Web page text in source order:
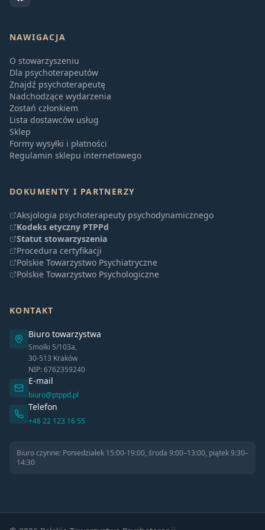
NAWIGACJA
O stowarzyszeniu
Dla psychoterapeutów
Znajdź psychoterapeutę
Nadchodzące wydarzenia
Zostań członkiem
Lista dostawców usług
Sklep
Formy wysyłki i płatności
Regulamin sklepu internetowego
DOKUMENTY I PARTNERZY
Aksjologia psychoterapeuty psychodynamicznego
Kodeks etyczny PTPPd
Statut stowarzyszenia
Procedura certyfikacji
Polskie Towarzystwo Psychiatryczne
Polskie Towarzystwo Psychologiczne
KONTAKT
Biuro towarzystwa
Smolki 5/103a,
30-513 Kraków
NIP: 6762359240
E-mail
biuro@ptppd.pl
Telefon
+48 22 123 16 55
Biuro czynne: Poniedziałek 15:00-19:00, środa 9:00–13:00, piątek 9:30–
14:30